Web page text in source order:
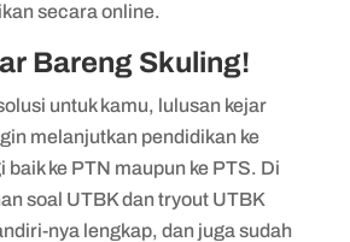
secara online.
Bareng Skuling!
untuk kamu, lulusan kejar
melanjutkan pendidikan ke
baik ke PTN maupun ke PTS. Di
soal UTBK dan tryout UTBK
nya lengkap, dan juga sudah